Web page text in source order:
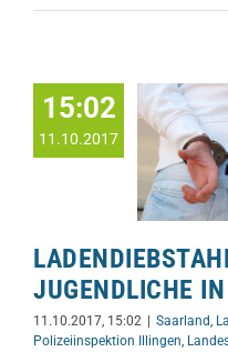
15:02
11.10.2017
JUGENDLICHE
11.10.2017, 15:02 Saarland,
Polizeiinspektion Illingen,